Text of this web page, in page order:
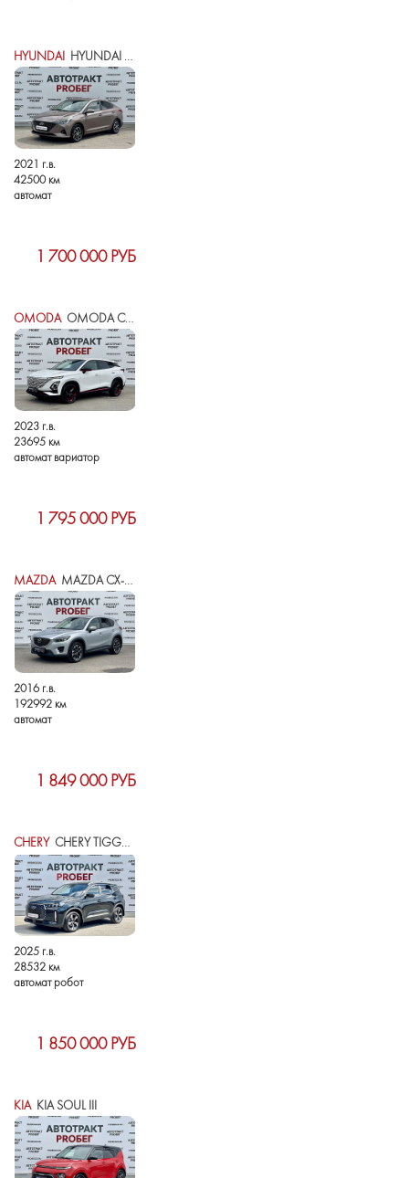
HYUNDAI HYUNDAI SOLARIS II РЕСТАЙЛИНГ
2021 г.в.
42500 км
автомат
1 700 000 РУБ
OMODAOMODA C5 I
2023 г.в.
23695 км
автомат вариатор
1 795 000 РУБ
MAZDAMAZDA CX-5 I РЕСТАЙЛИНГ
2016 г.в.
192992 км
автомат
1 849 000 РУБ
CHERY CHERY TIGGO 4 I РЕСТАЙЛИНГ 2
2025 г.в.
28532 км
автомат робот
1 850 000 РУБ
KIAKIA SOUL III